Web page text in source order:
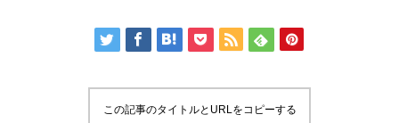
この記事のタイトルとURLをコピーする